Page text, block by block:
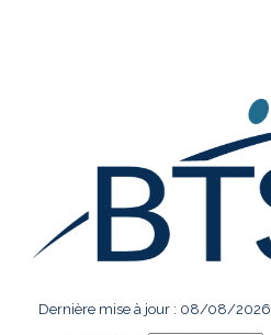
Dernière mise à jour : 08/08/2026